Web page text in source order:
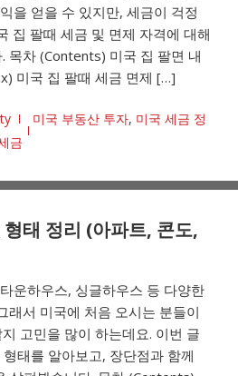
을 얻을 수 있지만, 세금이 걱정
집 팔때 세금 및 면제 자격에 대해
목차 (Contents) 미국 집 팔면 내
미국 집 팔때 세금 면제 […]
미국 부동산 투자, 미국 세금 정
금
태 정리 (아파트, 콘도,
운하우스, 싱글하우스 등 다양한
래서 미국에 처음 오시는 분들이
고민을 많이 하는데요. 이번 글
태를 알아보고, 장단점과 함께